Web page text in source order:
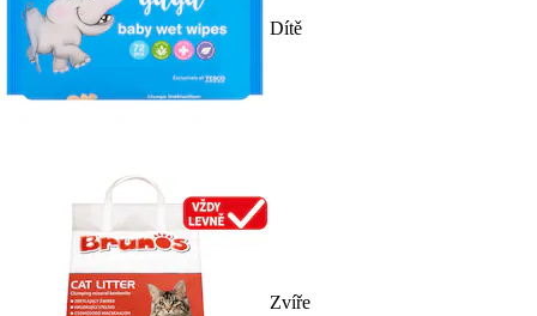
Dítě
Zvíře